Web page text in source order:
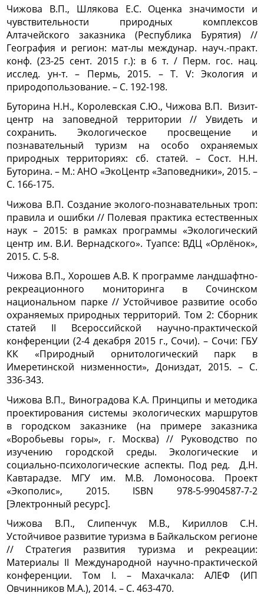
Чижова В.П., Шлякова Е.С. Оценка значимости и
чувствительности природных комплексов
Алтачейского заказника (Республика Бурятия) //
География и регион: мат-лы междунар. науч.-практ.
конф. (23-25 сент. 2015 г.): в 6 т. / Перм. гос. нац.
исслед. ун-т. – Пермь, 2015. – Т. V: Экология и
природопользование. – С. 192-198.
Буторина Н.Н., Королевская С.Ю., Чижова В.П. Визит-
центр на заповедной территории // Увидеть и
сохранить. Экологическое просвещение и
познавательный туризм на особо охраняемых
природных территориях: сб. статей. – Сост. Н.Н.
Буторина. – М.: АНО «ЭкоЦентр «Заповедники», 2015. –
С. 166-175.
Чижова В.П. Создание эколого-познавательных троп:
правила и ошибки // Полевая практика естественных
наук – 2015: в рамках программы «Экологический
центр им. В.И. Вернадского». Туапсе: ВДЦ «Орлёнок»,
2015. С. 5-8.
Чижова В.П., Хорошев А.В. К программе ландшафтно-
рекреационного мониторинга в Сочинском
национальном парке // Устойчивое развитие особо
охраняемых природных территорий. Том 2: Сборник
статей II Всероссийской научно-практической
конференции (2-4 декабря 2015 г., Сочи). – Сочи: ГБУ
КК «Природный орнитологический парк в
Имеретинской низменности», Дониздат, 2015. – С.
336-343.
Чижова В.П., Виноградова К.А. Принципы и методика
проектирования системы экологических маршрутов
в городском заказнике (на примере заказника
«Воробьевы горы», г. Москва) // Руководство по
изучению городской среды. Экологические и
социально-психологические аспекты. Под ред. Д.Н.
Кавтарадзе. МГУ им. М.В. Ломоносова. Проект
«Экополис», 2015. ISBN 978-5-9904587-7-2
[Электронный ресурс].
Чижова В.П., Слипенчук М.В., Кириллов С.Н.
Устойчивое развитие туризма в Байкальском регионе
// Стратегия развития туризма и рекреации:
Материалы II Международной научно-практической
конференции. Том I. – Махачкала: АЛЕФ (ИП
Овчинников М.А.), 2014. – С. 463-470.